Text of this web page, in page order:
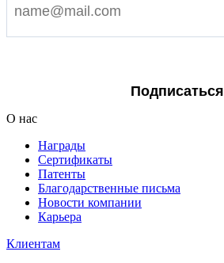
Подписаться
О нас
Награды
Сертификаты
Патенты
Благодарственные письма
Новости компании
Карьера
Клиентам